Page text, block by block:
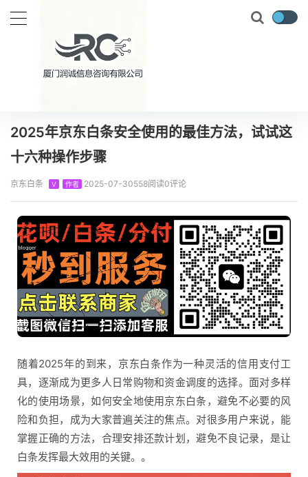
当前位置： 首页 知识百科
2025年京东白条安全使用的最佳方法，试试这
十六种操作步骤
京东白条 V 作者 2025-07-30558阅读0评论
随着2025年的到来，京东白条作为一种灵活的信用支付工
具，逐渐成为更多人日常购物和资金调度的选择。面对多样
化的使用场景，如何安全地使用京东白条，避免不必要的风
险和负担，成为大家普遍关注的焦点。对很多用户来说，能
掌握正确的方法，合理安排还款计划，避免不良记录，是让
白条发挥最大效用的关键。。